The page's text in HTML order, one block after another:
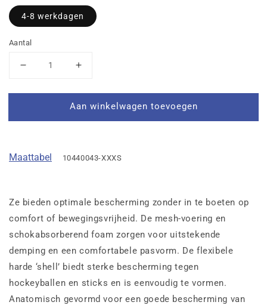
4-8 werkdagen
Aantal
Aantal
voor
Shinguard
JR
Aantal
voor
Shinguard
JR
Aan winkelwagen toevoegen
Maattabel 10440043-XXXS
Ze bieden optimale bescherming zonder in te boeten op
comfort of bewegingsvrijheid. De mesh-voering en
schokabsorberend foam zorgen voor uitstekende
demping en een comfortabele pasvorm. De flexibele
harde ‘shell’ biedt sterke bescherming tegen
hockeyballen en sticks en is eenvoudig te vormen.
Anatomisch gevormd voor een goede bescherming van